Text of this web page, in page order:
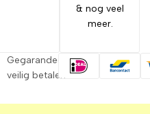
& nog veel
meer.
Gegarandeerd
veilig betalen